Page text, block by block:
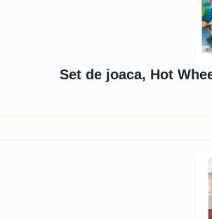
Set de joaca, Hot